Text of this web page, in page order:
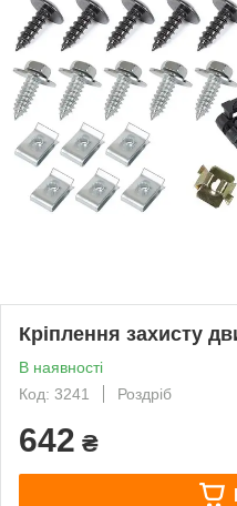
Кріплення захисту
В наявності
Код: 3241
Роздріб
642 ₴